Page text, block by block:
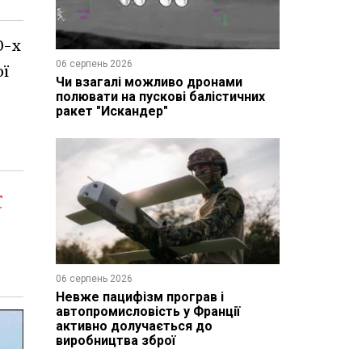
х
06 серпень 2026
Чи взагалі можливо дронами
полювати на пускові балістичних
ракет "Искандер"
06 серпень 2026
Невже пацифізм програв і
автопромисловість у Франції
активно долучається до
виробництва зброї